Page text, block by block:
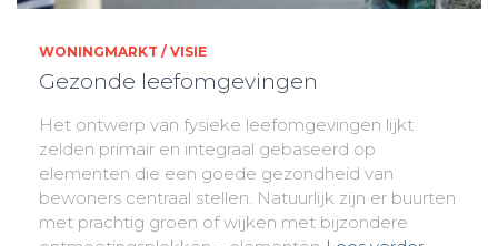
WONINGMARKT / VISIE
Gezonde leefomgevingen
Het ontwerp van fysieke leefomgevingen lijkt
zelden primair en integraal gebaseerd op
elementen die een goede gezondheid van
bewoners centraal stellen. Natuurlijk zijn er buurten
met prachtig groen of wijken met bijzondere